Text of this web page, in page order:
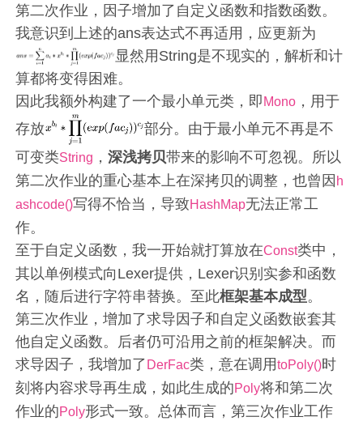
第二次作业，因子增加了自定义函数和指数函数。
我意识到上述的ans表达式不再适用，应更新为
显然用String是不现实的，解析和计
算都将变得困难。
因此我额外构建了一个最小单元类，即 Mono ，用于
存放
部分。由于最小单元不再是不
可变类String ，深浅拷贝带来的影响不可忽视。所以
第二次作业的重心基本上在深拷贝的调整，也曾因 h
ashcode()写得不恰当，导致HashMap无法正常工
作。
至于自定义函数，我一开始就打算放在Const类中，
其以单例模式向Lexer提供，Lexer识别实参和函数
名，随后进行字符串替换。至此框架基本成型。
第三次作业，增加了求导因子和自定义函数嵌套其
他自定义函数。后者仍可沿用之前的框架解决。而
求导因子，我增加了 DerFac类，意在调用toPoly()时
刻将内容求导再生成，如此生成的Poly将和第二次
作业的Poly形式一致。总体而言，第三次作业工作